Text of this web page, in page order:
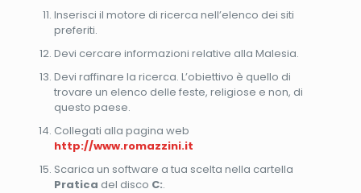
Inserisci il motore di ricerca nell’elenco dei siti
preferiti.
Devi cercare informazioni relative alla Malesia.
Devi raffinare la ricerca. L’obiettivo è quello di
trovare un elenco delle feste, religiose e non, di
questo paese.
Collegati alla pagina web
http://www.romazzini.it
Scarica un software a tua scelta nella cartella
Pratica del disco C:.